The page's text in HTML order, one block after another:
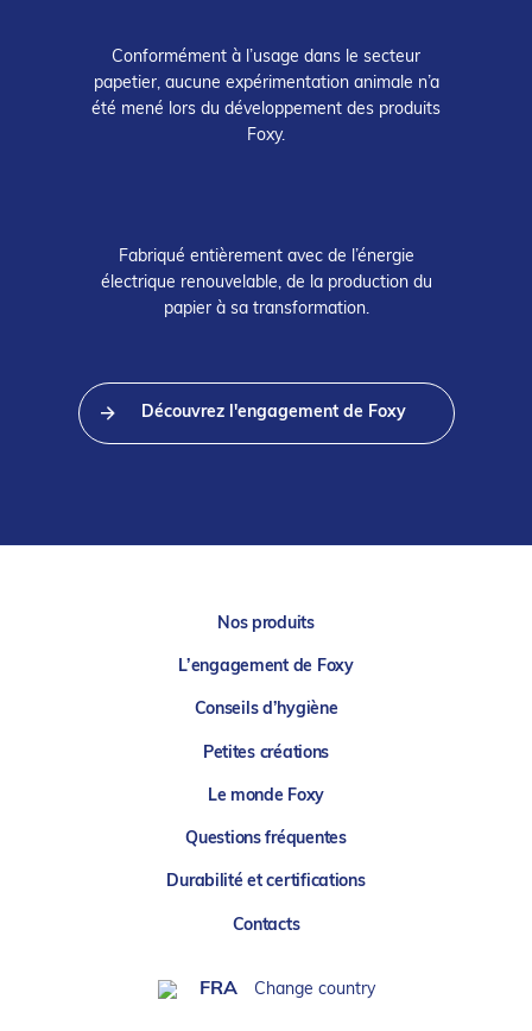
Conformément à l’usage dans le secteur
papetier, aucune expérimentation animale n’a
été mené lors du développement des produits
Foxy.
Fabriqué entièrement avec de l’énergie
électrique renouvelable, de la production du
papier à sa transformation.
Découvrez l'engagement de Foxy
Nos produits
L’engagement de Foxy
Conseils d’hygiène
Petites créations
Le monde Foxy
Questions fréquentes
Durabilité et certifications
Contacts
FRA Change country